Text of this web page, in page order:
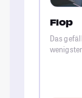
Flop
Das